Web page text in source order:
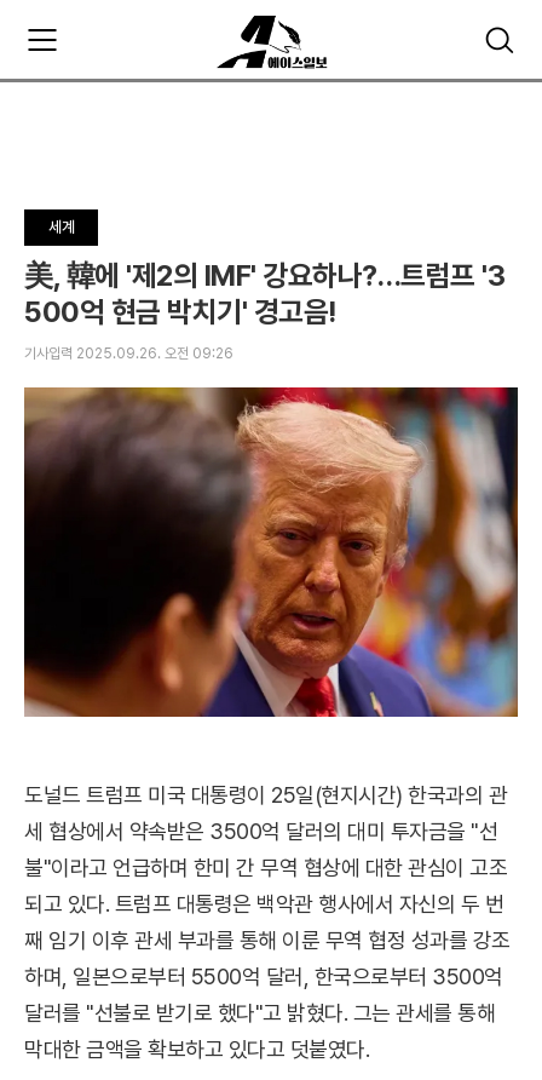
검
색
주
요
펼
치
기
세계
美, 韓에 '제2의 IMF' 강요하나?…트럼프 '3
500억 현금 박치기' 경고음!
기사입력 2025.09.26. 오전 09:26
도널드 트럼프 미국 대통령이 25일(현지시간) 한국과의 관
세 협상에서 약속받은 3500억 달러의 대미 투자금을 "선
불"이라고 언급하며 한미 간 무역 협상에 대한 관심이 고조
되고 있다. 트럼프 대통령은 백악관 행사에서 자신의 두 번
째 임기 이후 관세 부과를 통해 이룬 무역 협정 성과를 강조
하며, 일본으로부터 5500억 달러, 한국으로부터 3500억
달러를 "선불로 받기로 했다"고 밝혔다. 그는 관세를 통해
막대한 금액을 확보하고 있다고 덧붙였다.